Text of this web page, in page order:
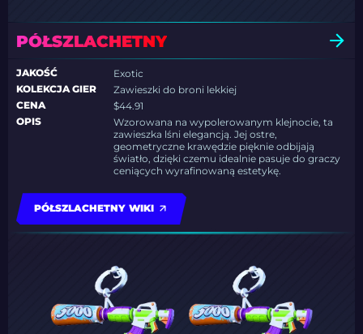
PÓŁSZLACHETNY
JAKOŚĆ
Exotic
KOLEKCJA GIER
Zawieszki do broni lekkiej
CENA
$44.91
OPIS
Wzorowana na wypolerowanym klejnocie, ta
zawieszka lśni elegancją. Jej ostre,
geometryczne krawędzie pięknie odbijają
światło, dzięki czemu idealnie pasuje do graczy
ceniących wyrafinowaną estetykę.
PÓŁSZLACHETNY WIKI